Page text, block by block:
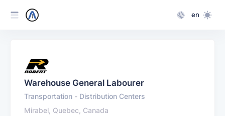
en
Warehouse General Labourer
Transportation - Distribution Centers
Mirabel, Quebec, Canada